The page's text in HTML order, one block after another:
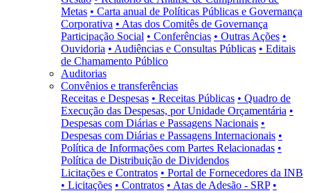
Metas • Carta anual de Políticas Públicas e Governança
Corporativa • Atas dos Comitês de Governança
Participação Social • Conferências • Outras Ações •
Ouvidoria • Audiências e Consultas Públicas • Editais
de Chamamento Público
Auditorias
Convênios e transferências
Receitas e Despesas • Receitas Públicas • Quadro de
Execução das Despesas, por Unidade Orçamentária •
Despesas com Diárias e Passagens Nacionais •
Despesas com Diárias e Passagens Internacionais •
Política de Informações com Partes Relacionadas •
Política de Distribuição de Dividendos
Licitações e Contratos • Portal de Fornecedores da INB
• Licitações • Contratos • Atas de Adesão - SRP •